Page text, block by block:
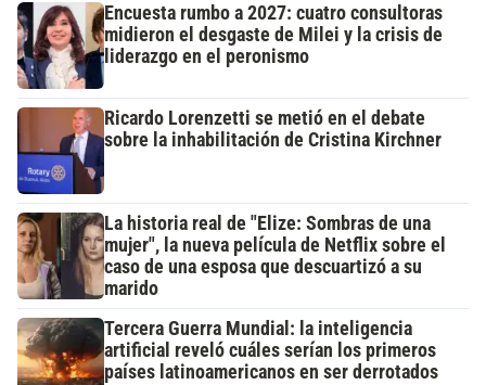
Encuesta rumbo a 2027: cuatro consultoras
midieron el desgaste de Milei y la crisis de
liderazgo en el peronismo
Ricardo Lorenzetti se metió en el debate
sobre la inhabilitación de Cristina Kirchner
La historia real de "Elize: Sombras de una
mujer", la nueva película de Netflix sobre el
caso de una esposa que descuartizó a su
marido
Tercera Guerra Mundial: la inteligencia
artificial reveló cuáles serían los primeros
países latinoamericanos en ser derrotados